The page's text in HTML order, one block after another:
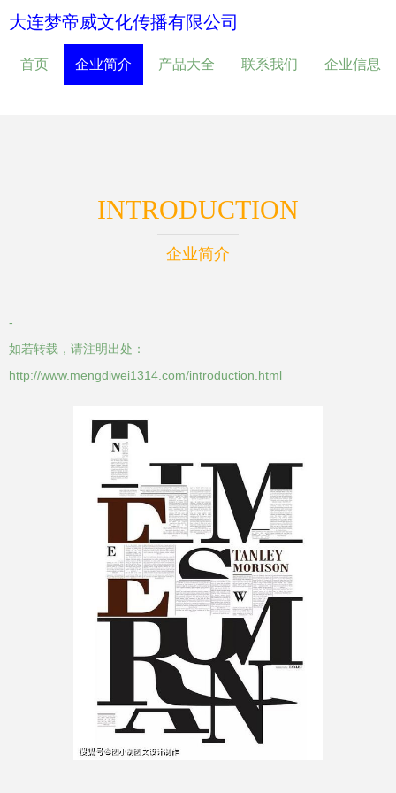
大连梦帝威文化传播有限公司
首页 企业简介 产品大全 联系我们 企业信息
INTRODUCTION
企业简介
-
如若转载，请注明出处：
http://www.mengdiwei1314.com/introduction.html